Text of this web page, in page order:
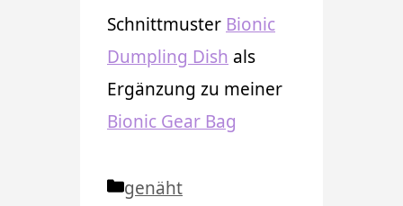
Schnittmuster Bionic
Dumpling Dish als
Ergänzung zu meiner
Bionic Gear Bag
Kategorien
genäht